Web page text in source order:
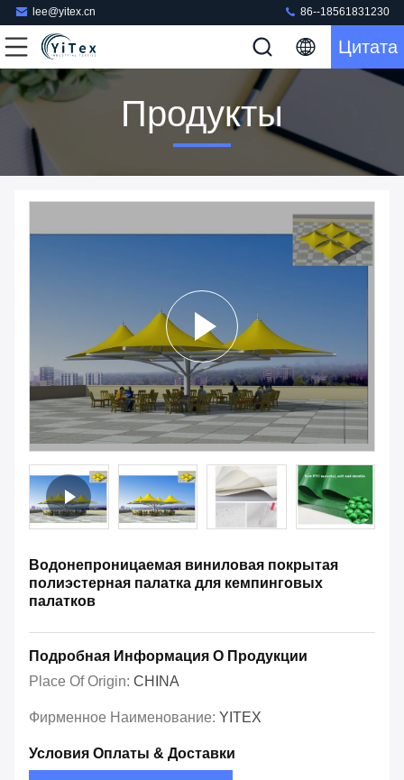
lee@yitex.cn 86--18561831230
Цитата
Продукты
Водонепроницаемая виниловая покрытая
полиэстерная палатка для кемпинговых
палатков
Подробная Информация О Продукции
Place Of Origin: CHINA
Фирменное Наименование: YITEX
Условия Оплаты & Доставки